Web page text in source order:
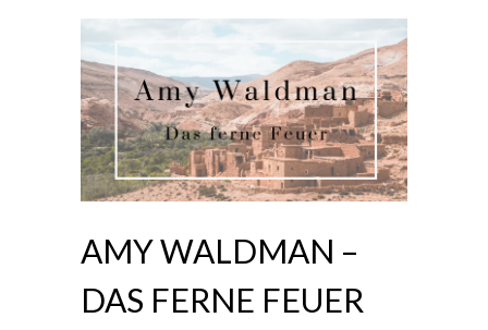
AMY WALDMAN –
DAS FERNE FEUER